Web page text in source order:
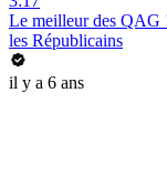
Le meilleur des QAG
les Républicains
il y a 6 ans